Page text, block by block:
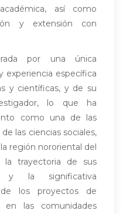
así como
y extensión con
por una única
experiencia específica
y científicas, y de su
lo que ha
como una de las
las ciencias sociales,
región nororiental del
trayectoria de sus
y la significativa
los proyectos de
en las comunidades